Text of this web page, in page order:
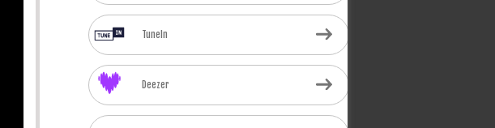
TuneIn
Deezer